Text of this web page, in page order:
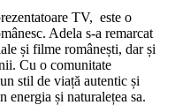
TV, este o
Adela s-a remarcat
și filme românești, dar și
Cu o comunitate
stil de viață autentic și
energia și naturalețea sa.